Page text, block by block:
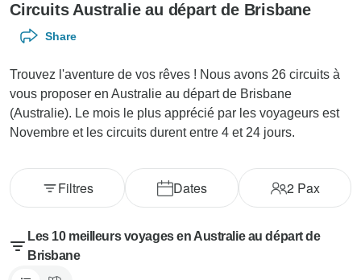
Circuits Australie au départ de Brisbane
Share
Trouvez l'aventure de vos rêves ! Nous avons 26 circuits à
vous proposer en Australie au départ de Brisbane
(Australie). Le mois le plus apprécié par les voyageurs est
Novembre et les circuits durent entre 4 et 24 jours.
Dates 2Pax
Filtres
Les 10 meilleurs voyages en Australie au départ de
Brisbane